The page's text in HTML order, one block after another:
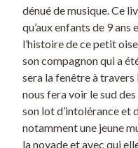
dénué de musique. Ce
qu’aux enfants de 9 ans
l’histoire de ce petit
son compagnon qui a
sera la fenêtre à travers
nous fera voir le sud
son lot d’intolérance et
notamment une jeune
la noyade et avec qui